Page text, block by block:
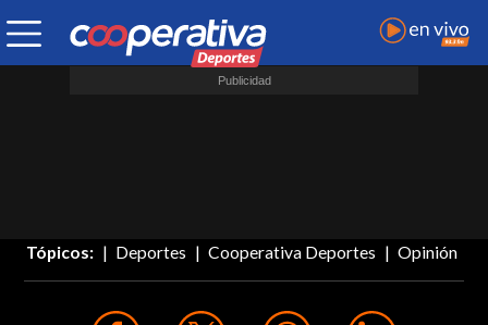
Tópicos: Deportes Cooperativa Deportes Opinión